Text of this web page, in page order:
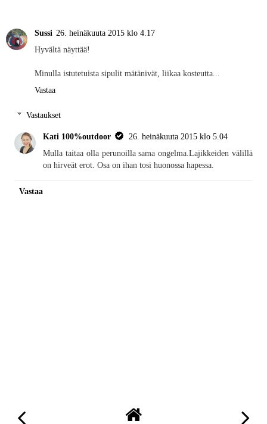
Sussi 26. heinäkuuta 2015 klo 4.17
Hyvältä näyttää!
Minulla istutetuista sipulit mätänivät, liikaa kosteutta...
Vastaa
Vastaukset
Kati 100%outdoor
26. heinäkuuta 2015 klo 5.04
Mulla taitaa olla perunoilla sama ongelma.Lajikkeiden välillä
on hirveät erot. Osa on ihan tosi huonossa hapessa.
Vastaa